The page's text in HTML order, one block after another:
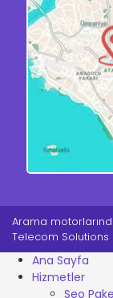
Arama
Telecom Solutions
Ana Sayfa
Hizmetler
Seo